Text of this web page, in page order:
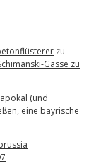
zu
Gasse zu
(und
eine bayrische